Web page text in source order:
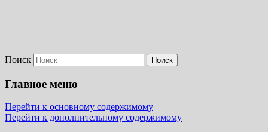
Поиск
Главное меню
Перейти к основному содержимому
Перейти к дополнительному содержимому